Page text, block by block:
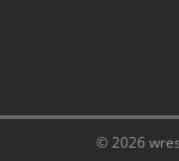
© 2026